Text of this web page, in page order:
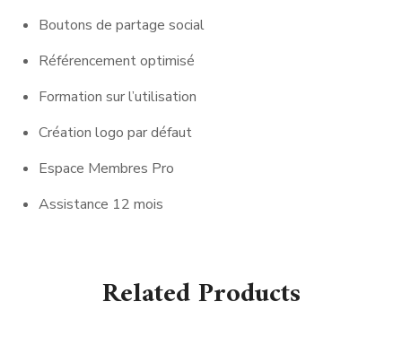
Boutons de partage social
Référencement optimisé
Formation sur l’utilisation
Création logo par défaut
Espace Membres Pro
Assistance 12 mois
Related Products